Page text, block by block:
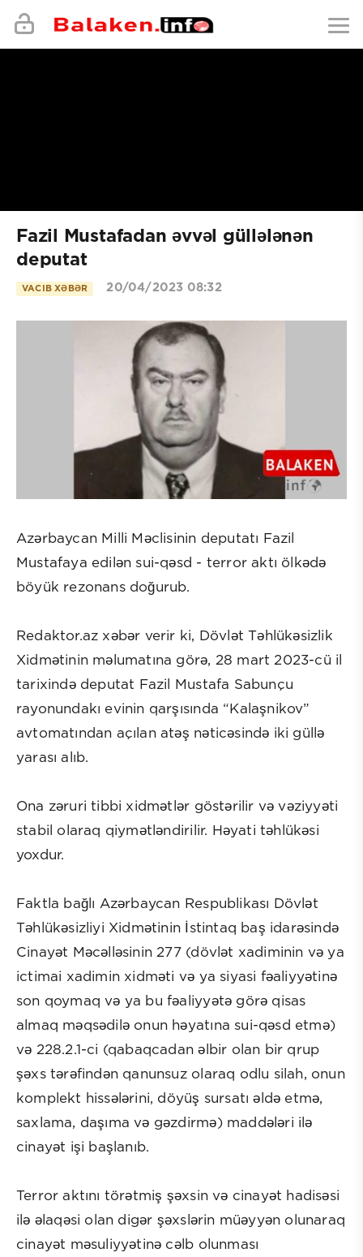
Fazil Mustafadan əvvəl güllələnən
deputat
VACIB XƏBƏR 20/04/2023 08:32
Azərbaycan Milli Məclisinin deputatı Fazil
Mustafaya edilən sui-qəsd - terror aktı ölkədə
böyük rezonans doğurub.
Redaktor.az xəbər verir ki, Dövlət Təhlükəsizlik
Xidmətinin məlumatına görə, 28 mart 2023-cü il
tarixində deputat Fazil Mustafa Sabunçu
rayonundakı evinin qarşısında “Kalaşnikov”
avtomatından açılan atəş nəticəsində iki güllə
yarası alıb.
Ona zəruri tibbi xidmətlər göstərilir və vəziyyəti
stabil olaraq qiymətləndirilir. Həyati təhlükəsi
yoxdur.
Faktla bağlı Azərbaycan Respublikası Dövlət
Təhlükəsizliyi Xidmətinin İstintaq baş idarəsində
Cinayət Məcəlləsinin 277 (dövlət xadiminin və ya
ictimai xadimin xidməti və ya siyasi fəaliyyətinə
son qoymaq və ya bu fəaliyyətə görə qisas
almaq məqsədilə onun həyatına sui-qəsd etmə)
və 228.2.1-ci (qabaqcadan əlbir olan bir qrup
şəxs tərəfindən qanunsuz olaraq odlu silah, onun
komplekt hissələrini, döyüş sursatı əldə etmə,
saxlama, daşıma və gəzdirmə) maddələri ilə
cinayət işi başlanıb.
Terror aktını törətmiş şəxsin və cinayət hadisəsi
ilə əlaqəsi olan digər şəxslərin müəyyən olunaraq
cinayət məsuliyyətinə cəlb olunması